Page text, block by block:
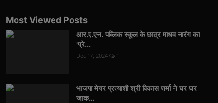
Most Viewed Posts
आर.ए.एन. पब्लिक स्कूल के छात्र माधव नारंग का
'प्रे...
Dec 17, 2024 1
भाजपा मेयर प्रत्याशी श्री विकास शर्मा ने घर घर
जाक...